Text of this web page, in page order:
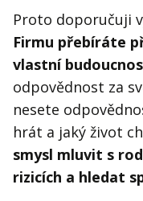
Proto doporučuji
Firmu přebíráte
vlastní
odpovědnost za
nesete
hrát a jaký život
smysl mluvit s
rizicích a hledat